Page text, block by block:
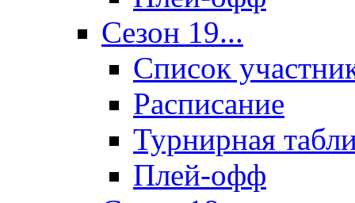
Сезон 19...
Список
Расписание
Турнирная
Плей-офф